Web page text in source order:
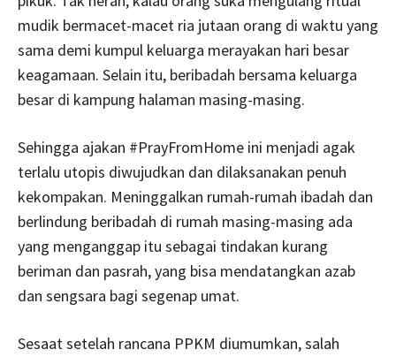
mudik bermacet-macet ria jutaan orang di waktu yang
sama demi kumpul keluarga merayakan hari besar
keagamaan. Selain itu, beribadah bersama keluarga
besar di kampung halaman masing-masing.
Sehingga ajakan #PrayFromHome ini menjadi agak
terlalu utopis diwujudkan dan dilaksanakan penuh
kekompakan. Meninggalkan rumah-rumah ibadah dan
berlindung beribadah di rumah masing-masing ada
yang menganggap itu sebagai tindakan kurang
beriman dan pasrah, yang bisa mendatangkan azab
dan sengsara bagi segenap umat.
Sesaat setelah rancana PPKM diumumkan, salah